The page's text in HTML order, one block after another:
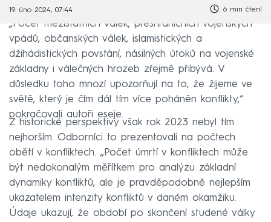
19. úno 2024, 07:44 6 min čtení
„Počet mezistátních válek, přeshraničních vojenských
vpádů, občanských válek, islamistických a
džihádistických povstání, násilných útoků na vojenské
základny i válečných hrozeb zřejmě přibývá. V
důsledku toho mnozí upozorňují na to, že žijeme ve
světě, který je čím dál tím více poháněn konflikty,“
pokračovali autoři eseje.
Z historické perspektivy však rok 2023 nebyl tím
nejhorším. Odborníci to prezentovali na počtech
obětí v konfliktech. „Počet úmrtí v konfliktech může
být nedokonalým měřítkem pro analýzu základní
dynamiky konfliktů, ale je pravděpodobně nejlepším
ukazatelem intenzity konfliktů v daném okamžiku.
Údaje ukazují, že období po skončení studené války